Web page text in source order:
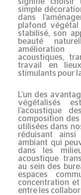
simple
dans
plafond
stabilisé, son
beauté
amélioration
acoustiques,
travail en
stimulants pour
L’un des
végétalisés
l’acoustique
composition
utilisées dans
réduisant
ambiant qui
dans les
acoustique
au sein des
espaces
concentration
entre les